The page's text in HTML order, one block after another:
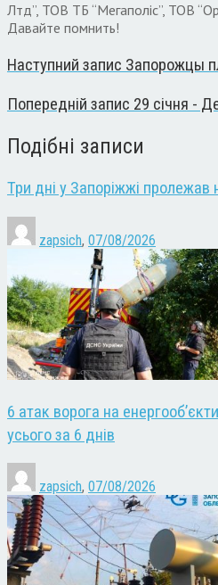
Лтд”, ТОВ ТБ “Мегаполіс”, ТОВ
Давайте помнить!
Наступний запис Запорожцы
Попередній запис 29 січня -
Подібні записи
Три дні у Запоріжжі
zapsich, 07/08/2026
6 атак ворога на
усього за 6 днів
zapsich, 07/08/2026